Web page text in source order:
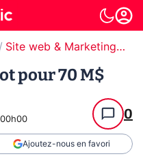
Site web & Marketing Digital
pour 70 M$
0
Ajoutez-nous en favori